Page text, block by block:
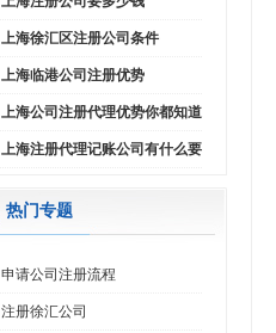
上海徐汇区注册公司条件
上海临港公司注册优势
上海公司注册代理优势你都知道
上海注册代理记账公司有什么要
热门专题
申请公司注册流程
注册徐汇公司